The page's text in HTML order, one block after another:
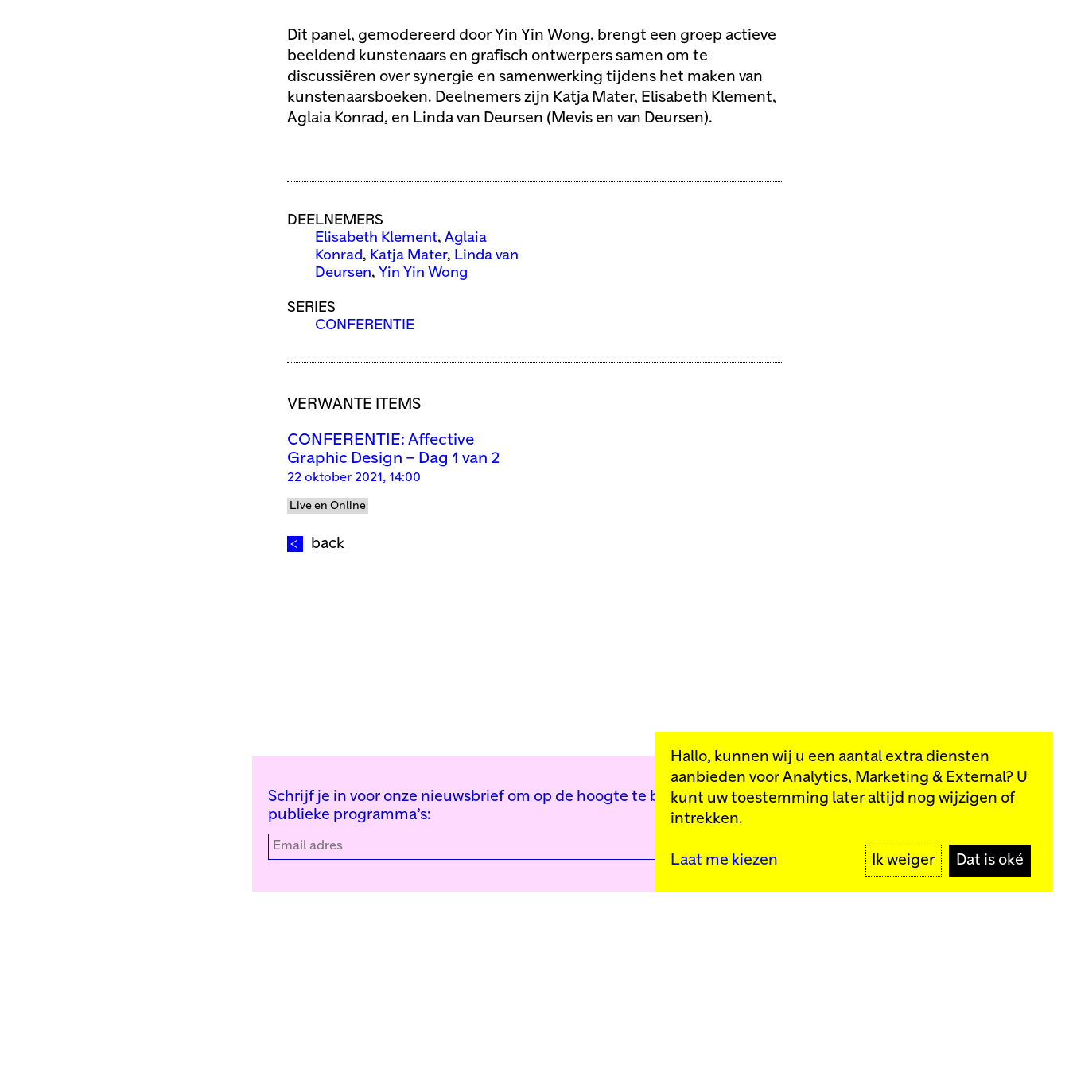
Dit panel, gemodereerd door Yin Yin Wong, brengt een groep actieve
beeldend kunstenaars en grafisch ontwerpers samen om te
discussiëren over synergie en samenwerking tijdens het maken van
kunstenaarsboeken. Deelnemers zijn Katja Mater, Elisabeth Klement,
Aglaia Konrad, en Linda van Deursen (Mevis en van Deursen).
DEELNEMERS
Elisabeth Klement, Aglaia
Konrad, Katja Mater, Linda van
Deursen, Yin Yin Wong
SERIES
CONFERENTIE
VERWANTE ITEMS
CONFERENTIE: Affective
Graphic Design – Dag 1 van 2
22 oktober 2021, 14:00
Live en Online
back
Schrijf je in voor onze nieuwsbrief om op de hoogte te blijven van onze
publieke programma’s:
Hallo, kunnen wij u een aantal extra diensten
aanbieden voor Analytics, Marketing & External? U
kunt uw toestemming later altijd nog wijzigen of
intrekken.
Laat me kiezen Ik weiger Dat is oké